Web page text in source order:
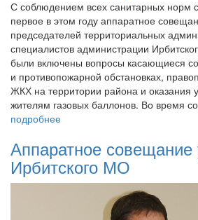
С соблюдением всех санитарных норм
первое в этом году аппаратное
председателей территориальных
специалистов администрации
были включены вопросы касающиеся
и противопожарной обстановках,
ЖКХ на территории района и оказания
жителям газовых баллонов. Во время
подробнее
Аппаратное совещание
Ирбитского МО